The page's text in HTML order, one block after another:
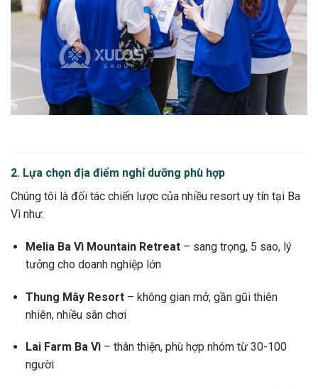
2. Lựa chọn địa điểm nghỉ dưỡng phù hợp
Chúng tôi là đối tác chiến lược của nhiều resort uy tín tại Ba
Vì như:
Melia Ba Vì Mountain Retreat– sang trọng, 5 sao, lý
tưởng cho doanh nghiệp lớn
Thung Mây Resort– không gian mở, gần gũi thiên
nhiên, nhiều sân chơi
Lai Farm Ba Vì– thân thiện, phù hợp nhóm từ 30-100
người